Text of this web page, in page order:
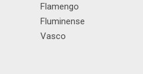
Flamengo
Fluminense
Vasco